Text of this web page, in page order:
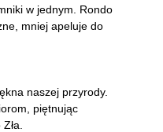
w jednym. Rondo
mniej apeluje do
naszej przyrody.
piętnując